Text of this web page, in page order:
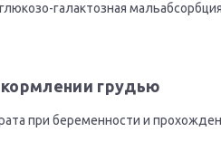
галактозная
грудью
при беременности и